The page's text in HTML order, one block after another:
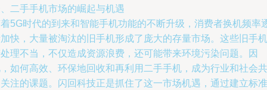
二手手机市场的崛起与机遇
5G时代的到来和智能手机功能的不断升级，消费者换机频率
快，大量被淘汰的旧手机形成了庞大的存量市场。这些旧手机
理不当，不仅造成资源浪费，还可能带来环境污染问题。因
如何高效、环保地回收和再利用二手手机，成为行业和社会共
注的课题。闪回科技正是抓住了这一市场机遇，通过建立标准